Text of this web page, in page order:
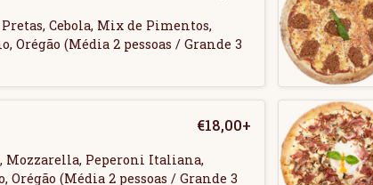
Cebola, Mix de Pimentos,
Orégão (Média 2 pessoas / Grande 3
€18,00+
Mozzarella, Peperoni Italiana,
(Média 2 pessoas / Grande 3